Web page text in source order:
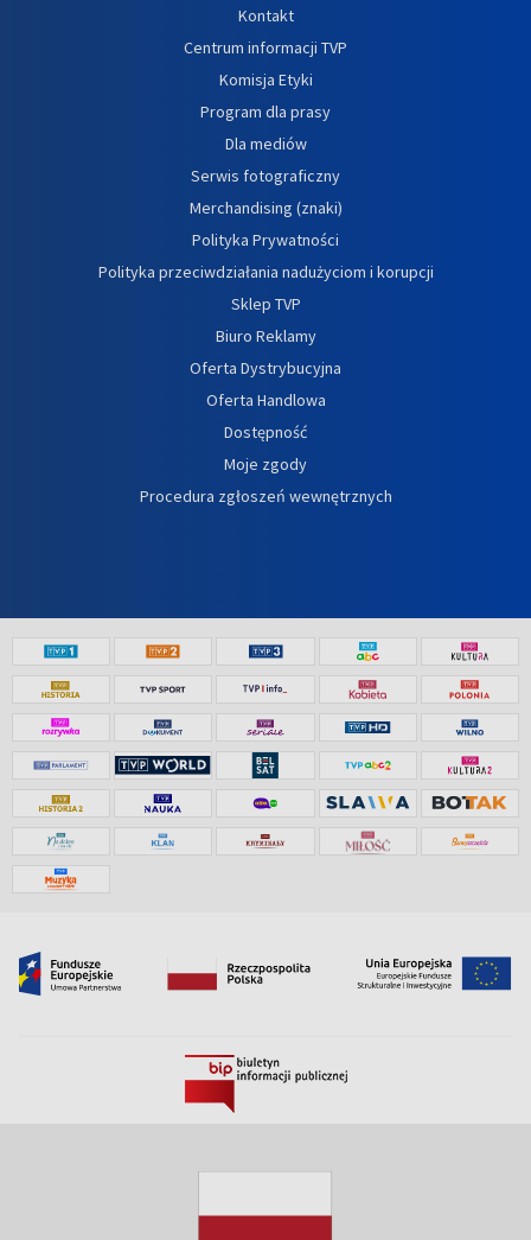
Kontakt
Centrum informacji TVP
Komisja Etyki
Program dla prasy
Dla mediów
Serwis fotograficzny
Merchandising (znaki)
Polityka Prywatności
Polityka przeciwdziałania nadużyciom i korupcji
Sklep TVP
Biuro Reklamy
Oferta Dystrybucyjna
Oferta Handlowa
Dostępność
Moje zgody
Procedura zgłoszeń wewnętrznych